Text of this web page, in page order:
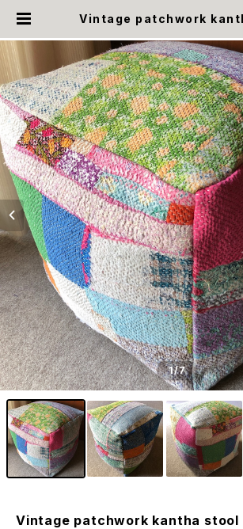
Vintage patchwork kantha st
クカンタキルトスツール プ
トマン | &kantha
1/7
Vintage patchwork kantha stool